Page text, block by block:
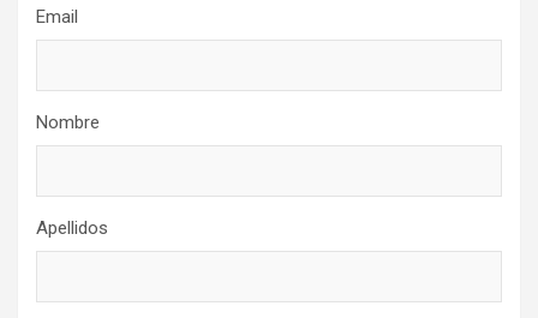
Email
Nombre
Apellidos